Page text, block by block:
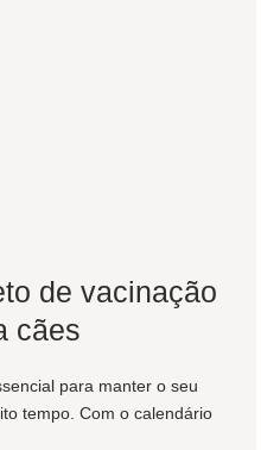
de vacinação
cães
para manter o seu
tempo. Com o calendário